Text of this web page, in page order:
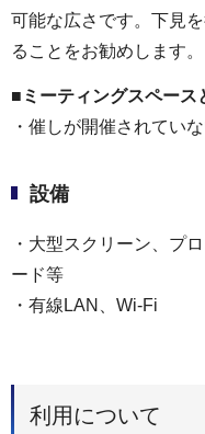
可能な広さです。下見
ることをお勧めします。
■ミーティングスペース
・催しが開催されてい
設備
・大型スクリーン、プ
ード等
・有線LAN、Wi-Fi
利用について